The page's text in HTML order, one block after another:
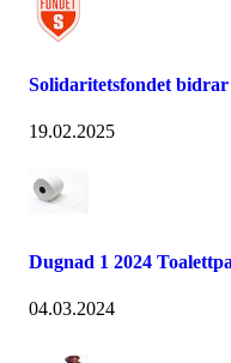
Solidaritetsfondet
19.02.2025
Dugnad 1 2024
04.03.2024